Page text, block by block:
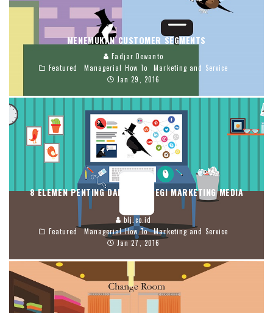
MENEMUKAN CUSTOMER SEGMENTS
Fadjar Dewanto
Featured
Managerial How To
Marketing and Service
Jan 29, 2016
8 ELEMEN PENTING DARI STRATEGI MARKETING MEDIA
blj.co.id
Featured
Managerial How To
Marketing and Service
Jan 27, 2016